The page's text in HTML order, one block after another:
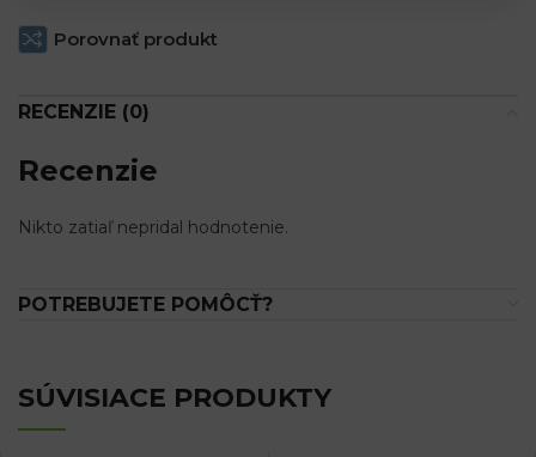
Porovnať produkt
RECENZIE (0)
Recenzie
Nikto zatiaľ nepridal hodnotenie.
POTREBUJETE POMÔCŤ?
SÚVISIACE PRODUKTY